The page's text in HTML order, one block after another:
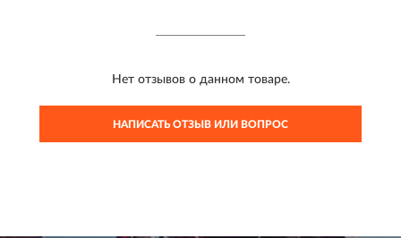
Нет отзывов о данном товаре.
НАПИСАТЬ ОТЗЫВ ИЛИ ВОПРОС